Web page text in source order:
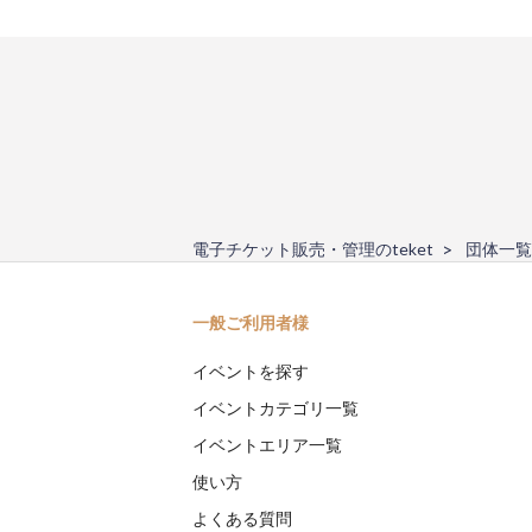
電子チケット販売・管理のteket 団体一覧
一般ご利用者様
イベントを探す
イベントカテゴリ一覧
イベントエリア一覧
使い方
よくある質問